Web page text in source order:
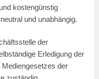
kostengünstig
und unabhängig.
der
Erledigung der
der